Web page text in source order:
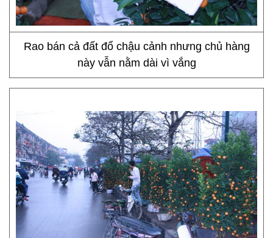
Rao bán cả đất đổ chậu cảnh nhưng chủ hàng
này vẫn nằm dài vì vắng